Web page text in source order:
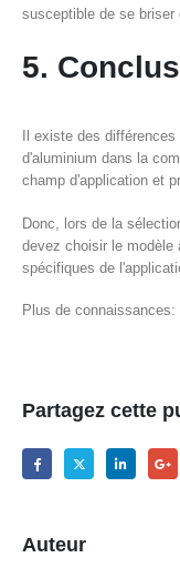
susceptible de se briser
5.
Il existe des
d'aluminium dans la
champ d'application et
Donc, lors de la
devez choisir le modèle
spécifiques de
Plus de connaissances:
Partagez cette
Auteur